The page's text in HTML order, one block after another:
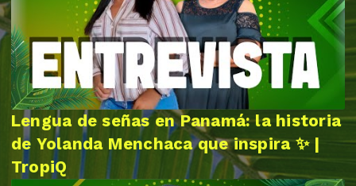
Lengua de señas en Panamá: la historia
de Yolanda Menchaca que inspira ✨ |
TropiQ